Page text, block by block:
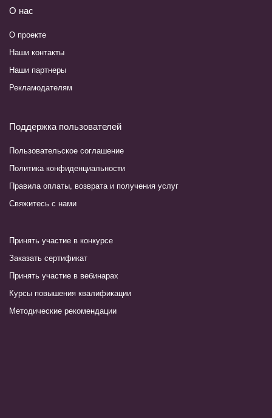
О нас
О проекте
Наши контакты
Наши партнеры
Рекламодателям
Поддержка пользователей
Пользовательское соглашение
Политика конфиденциальности
Правила оплаты, возврата и получения услуг
Свяжитесь с нами
Принять участие в конкурсе
Заказать сертификат
Принять участие в вебинарах
Курсы повышения квалификации
Методические рекомендации